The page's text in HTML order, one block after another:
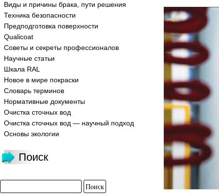
Виды и причины брака, пути решения
Техника безопасности
Предподготовка поверхности
Qualicoat
Советы и секреты профессионалов
Научные статьи
Шкала RAL
Новое в мире покраски
Словарь терминов
Нормативные документы
Очистка сточных вод
Очистка сточных вод — научный подход
Основы экологии
Поиск